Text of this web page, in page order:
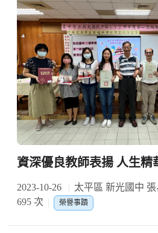
資深優良教師表揚 人生精
2023-10-26 太平區 新光國中
695 次
榮譽事蹟